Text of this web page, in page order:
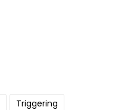
Triggering